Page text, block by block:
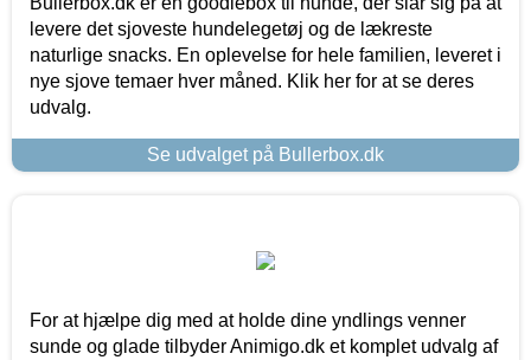
levere det sjoveste hundelegetøj og de lækreste
naturlige snacks. En oplevelse for hele familien, leveret i
nye sjove temaer hver måned. Klik her for at se deres
udvalg.
Se udvalget på Bullerbox.dk
For at hjælpe dig med at holde dine yndlings venner
sunde og glade tilbyder Animigo.dk et komplet udvalg af